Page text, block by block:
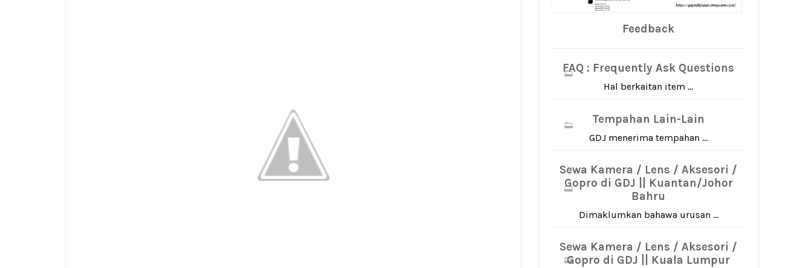
Feedback
FAQ : Frequently Ask Questions
Hal berkaitan item ...
Tempahan Lain-Lain
GDJ menerima tempahan ...
Sewa Kamera / Lens / Aksesori /
Gopro di GDJ || Kuantan/Johor
Bahru
Dimaklumkan bahawa urusan ...
Sewa Kamera / Lens / Aksesori /
Gopro di GDJ || Kuala Lumpur